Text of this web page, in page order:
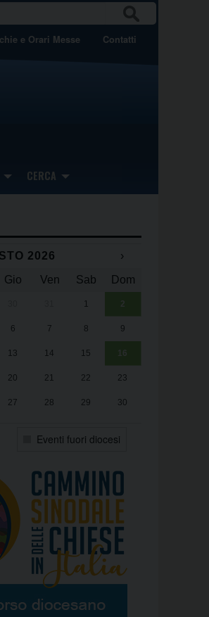
CA
e Orari Messe Contatti
CERCA
2026
›
Gio Ven Sab Dom
1 2
6 7 8 9
13 14 15 16
20 21 22 23
27 28 29 30
Eventi fuori diocesi